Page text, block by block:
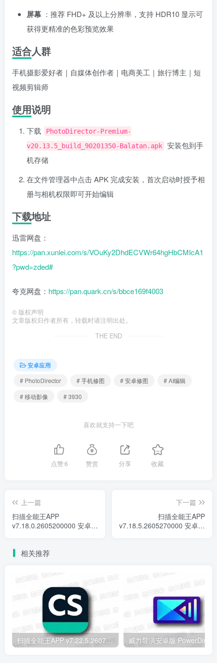
屏幕 ：推荐 FHD+ 及以上分辨率，支持 HDR10 显示可
获得更精准的色彩预览效果
适合人群
手机摄影爱好者｜自媒体创作者｜电商美工｜旅行博主｜短
视频剪辑师
使用说明
下载
PhotoDirector-Premium-
v20.13.5_build_90201350-Balatan.apk
安装包到手
机存储
在文件管理器中点击 APK 完成安装，首次启动时授予相
册与相机权限即可开始编辑
下载地址
迅雷网盘：
https://pan.xunlei.com/s/VOuKy2DhdECVWr64hgHbCMIcA1
?pwd=zded#
夸克网盘： https://pan.quark.cn/s/bbce169f4003
© 版权声明
文章版权归作者所有，转载时请注明出处。
THE END
安卓应用
# PhotoDirector
# 手机修图 # 安卓修图
# AI编辑
# 移动影像
# 3930
喜欢就支持一下吧
点赞6 赞赏 分享 收藏
上一篇
扫描全能王APP
v7.18.0.2605200000 安卓修
下一篇
扫描全能王APP
v7.18.5.2605270000 安卓修
相关推荐
扫描全能王APP v7.22.5.2607250000 安卓解锁版 – 智能文档扫描